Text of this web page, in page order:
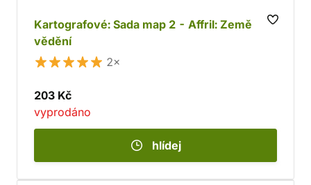
Kartografové: Sada map 2 - Affril: Země
vědění
2×
203 Kč
vyprodáno
hlídej